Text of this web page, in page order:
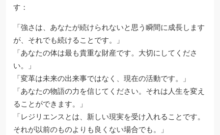
す：
「強さは、あなたが続けられないと思う瞬間に成長します
が、それでも続けることです。」
「あなたの体は最も貴重な財産です。大切にしてくださ
い。」
「変革は未来の出来事ではなく、現在の活動です。」
「あなたの物語の力を信じてください。それは人生を変え
ることができます。」
「レジリエンスとは、新しい現実を受け入れることです。
それが以前のものよりも良くない場合でも。」